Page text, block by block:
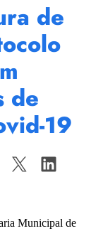
de
de
19
Municipal de